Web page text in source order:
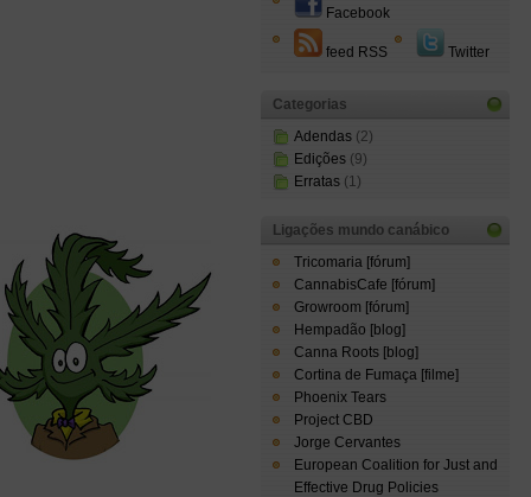
Facebook
feed RSS Twitter
Categorias
Adendas (2)
Edições (9)
Erratas (1)
Ligações mundo canábico
Tricomaria [fórum]
CannabisCafe [fórum]
Growroom [fórum]
Hempadão [blog]
Canna Roots [blog]
Cortina de Fumaça [filme]
Phoenix Tears
Project CBD
Jorge Cervantes
European Coalition for Just and
Effective Drug Policies